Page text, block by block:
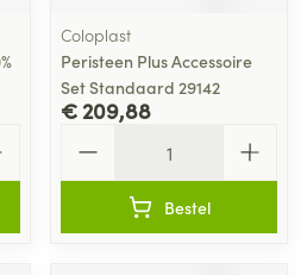
Coloplast
Peristeen Plus Accessoire
Set Standaard 29142
€ 209,88
Bestel